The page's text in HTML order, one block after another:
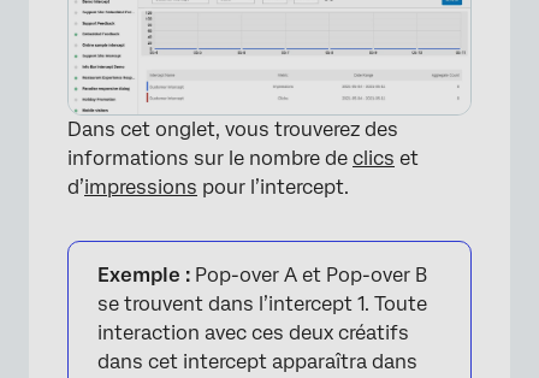
Dans cet onglet, vous trouverez des
informations sur le nombre de clics et
d’impressions pour l’intercept.
Exemple : Pop-over A et Pop-over B
se trouvent dans l’intercept 1. Toute
interaction avec ces deux créatifs
dans cet intercept apparaîtra dans